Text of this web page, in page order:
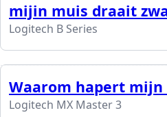
mijin muis draait
Logitech B Series
Waarom hapert mijn
Logitech MX Master 3